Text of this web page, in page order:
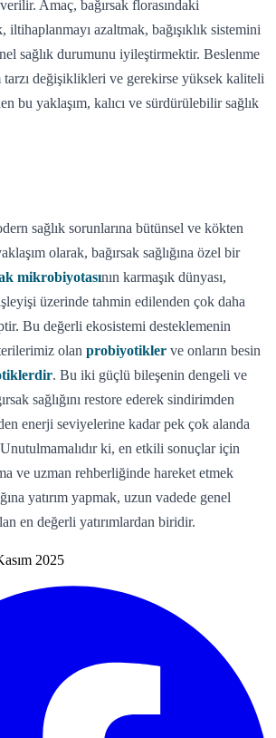
Amaç, bağırsak florasındaki
azaltmak, bağışıklık sistemini
sağlık durumunu iyileştirmektir. Beslenme
tarzı değişiklikleri ve gerekirse yüksek kaliteli
bu yaklaşım, kalıcı ve sürdürülebilir sağlık
sağlık sorunlarına bütünsel ve kökten
olarak, bağırsak sağlığına özel bir
mikrobiyotasının karmaşık dünyası,
üzerinde tahmin edilenden çok daha
Bu değerli ekosistemi desteklemenin
olan probiyotikler ve onların besin
. Bu iki güçlü bileşenin dengeli ve
sağlığını restore ederek sindirimden
enerji seviyelerine kadar pek çok alanda
ki, en etkili sonuçlar için
ve uzman rehberliğinde hareket etmek
yatırım yapmak, uzun vadede genel
en değerli yatırımlardan biridir.
2025